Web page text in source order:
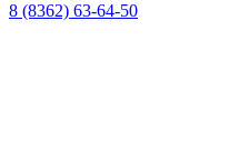
8 (8362) 63-64-50